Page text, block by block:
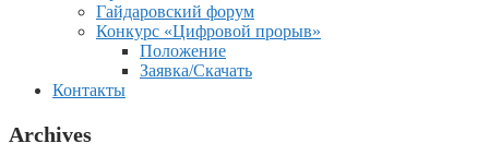
Гайдаровский форум
Конкурс «Цифровой прорыв»
Положение
Заявка/Скачать
Контакты
Archives